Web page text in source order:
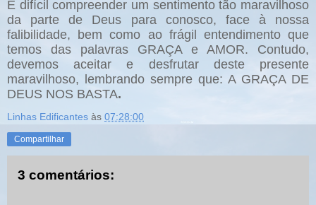
É difícil compreender um sentimento tão maravilhoso
da parte de Deus para conosco, face à nossa
falibilidade, bem como ao frágil entendimento que
temos das palavras GRAÇA e AMOR. Contudo,
devemos aceitar e desfrutar deste presente
maravilhoso, lembrando sempre que: A GRAÇA DE
DEUS NOS BASTA.
Linhas Edificantes às 07:28:00
Compartilhar
3 comentários: